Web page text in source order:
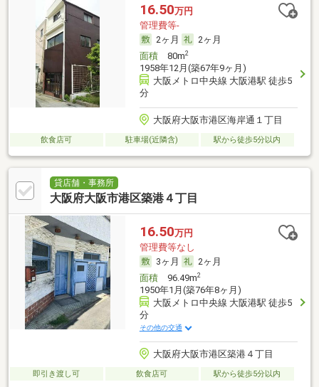
16.50万円
管理費等-
2ヶ月
2ヶ月
面積80m2
1958年12月(築67年9ヶ月)
大阪メトロ中央線 大阪港駅 徒歩5
分
大阪府大阪市港区海岸通１丁目
飲食店可 駐車場(近隣含) 駅から徒歩5分以内
貸店舗・事務所
大阪府大阪市港区築港４丁目
16.50万円
管理費等なし
3ヶ月
2ヶ月
面積96.49m2
1950年1月(築76年8ヶ月)
大阪メトロ中央線 大阪港駅 徒歩5
分
その他の交通
大阪府大阪市港区築港４丁目
即引き渡し可 飲食店可 駅から徒歩5分以内